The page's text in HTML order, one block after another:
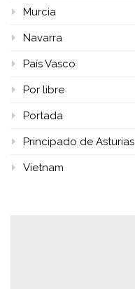
Murcia
Navarra
País Vasco
Por libre
Portada
Principado de Asturias
Vietnam